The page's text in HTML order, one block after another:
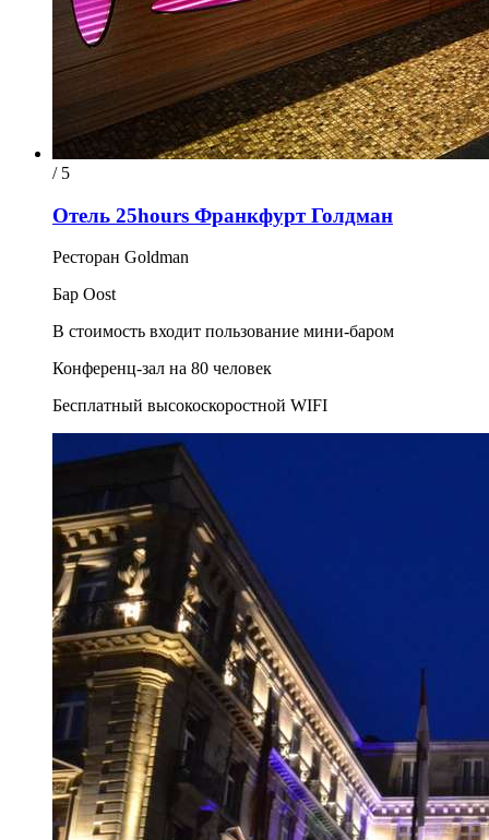
/ 5
Отель 25hours Франкфурт Голдман
Ресторан Goldman
Бар Oost
В стоимость входит пользование мини-баром
Конференц-зал на 80 человек
Бесплатный высокоскоростной WIFI